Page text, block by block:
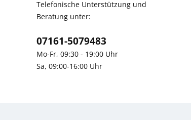
Telefonische Unterstützung und
Beratung unter:
07161-5079483
Mo-Fr, 09:30 - 19:00 Uhr
Sa, 09:00-16:00 Uhr